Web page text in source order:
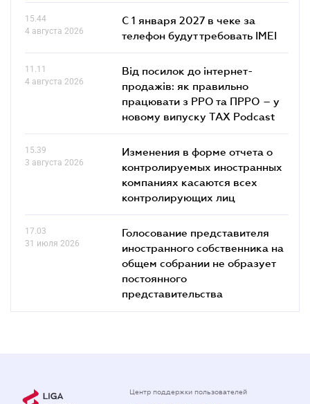
15.44
4 августа 2026
С 1 января 2027 в чеке за
телефон будут требовать IMEI
11.11
4 августа 2026
Від посилок до інтернет-
продажів: як правильно
працювати з РРО та ПРРО – у
новому випуску TAX Podcast
15.39
3 августа 2026
Изменения в форме отчета о
контролируемых иностранных
компаниях касаются всех
контролирующих лиц
17.03
31 июля 2026
Голосование представителя
иностранного собственника на
общем собрании не образует
постоянного
представительства
Центр поддержки пользователей